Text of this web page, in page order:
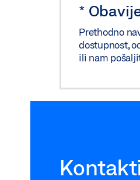
*
Prethodno
dostupnost,
ili nam